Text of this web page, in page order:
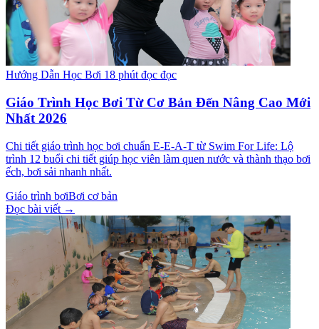
Hướng Dẫn Học Bơi 18 phút đọc đọc
Giáo Trình Học Bơi Từ Cơ Bản Đến Nâng Cao Mới
Nhất 2026
Chi tiết giáo trình học bơi chuẩn E-E-A-T từ Swim For Life: Lộ
trình 12 buổi chi tiết giúp học viên làm quen nước và thành thạo bơi
ếch, bơi sải nhanh nhất.
Giáo trình bơiBơi cơ bản
Đọc bài viết →